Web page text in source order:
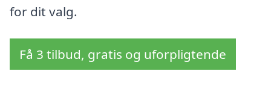
for dit valg.
Få 3 tilbud, gratis og uforpligtende